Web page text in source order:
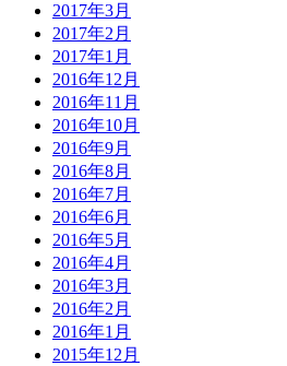
2017年3月
2017年2月
2017年1月
2016年12月
2016年11月
2016年10月
2016年9月
2016年8月
2016年7月
2016年6月
2016年5月
2016年4月
2016年3月
2016年2月
2016年1月
2015年12月